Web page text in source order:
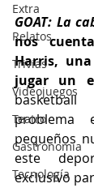
Extra
Relatos
Trivias
Videojuegos
Teatro
Gastronomía
Tecnología
GOAT: La
nos
Harris,
jugar un
problema
pequeños
este
exclusivo